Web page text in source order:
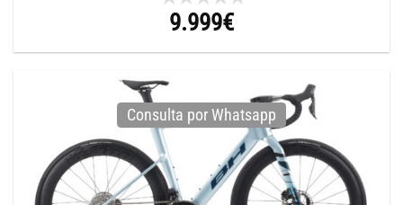
9.999€
Consulta por Whatsapp